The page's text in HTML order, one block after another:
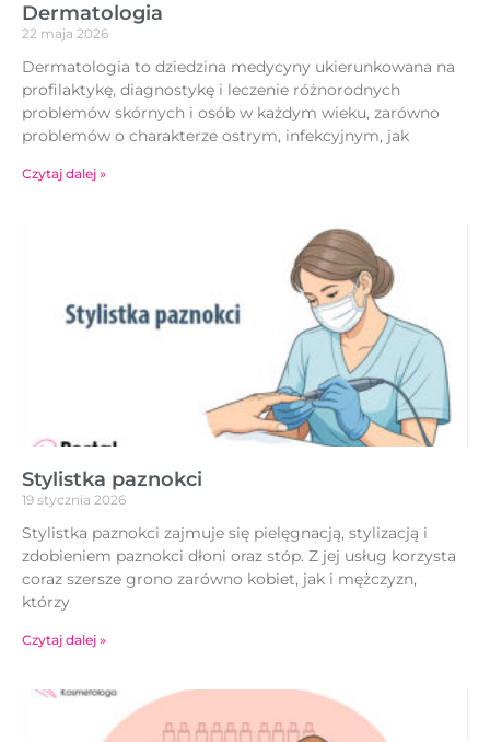
Dermatologia
22 maja 2026
Dermatologia to dziedzina medycyny ukierunkowana na
profilaktykę, diagnostykę i leczenie różnorodnych
problemów skórnych i osób w każdym wieku, zarówno
problemów o charakterze ostrym, infekcyjnym, jak
Czytaj dalej »
Stylistka paznokci
19 stycznia 2026
Stylistka paznokci zajmuje się pielęgnacją, stylizacją i
zdobieniem paznokci dłoni oraz stóp. Z jej usług korzysta
coraz szersze grono zarówno kobiet, jak i mężczyzn,
którzy
Czytaj dalej »